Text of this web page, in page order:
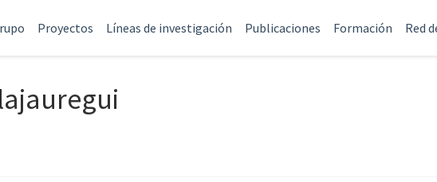
Proyectos Líneas de investigación Publicaciones Formación Red